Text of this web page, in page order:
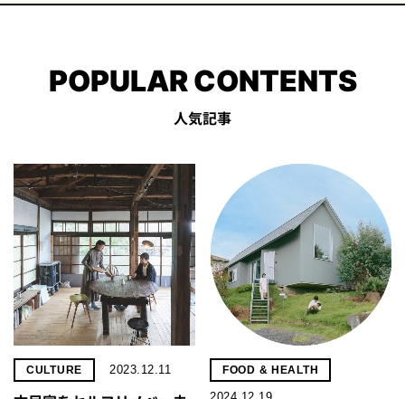
POPULAR CONTENTS
人気記事
CULTURE 2023.12.11 FOOD & HEALTH